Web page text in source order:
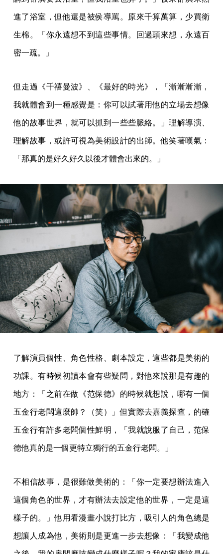
進了浴室，但他還是被侯導罵。原來千算萬算，少買衛
生棉。「你永遠想不到這些事情。回過頭來想，永遠百
密一疏。」
但走過《千禧曼波》、《最好的時光》，「漸漸漸漸，
我就體會到一種感覺是：你可以試著用他的立場去想像
他的故事世界，就可以抓到一些些脈絡。」理解導演、
理解故事，或許可視為美術設計的出師。他笑著嘆氣：
「那真的是好久好久以後才體會出來的。」
了解演員個性、角色性格、劇本設定，這些都是美術的
功課。有時候初讀本會有些疑問，對他來說那是有趣的
地方：「之前在做《范保德》的時候就想說，哪有一個
五金行老闆這麼帥？（笑）」但實際去嘉義探查，的確
五金行有許多老闆個性鮮明，「我就說服了自己，范保
德他真的是一個更特立獨行的五金行老闆。」
不相信故事，是很難做美術的：「你一定要想辦法進入
這個角色的世界，才有辦法去設定他的世界，一定是這
樣子的。」他用看漫畫小說打比方，吸引人的角色總是
想讓人成為他，美術則是更進一步去想像：「我變成他